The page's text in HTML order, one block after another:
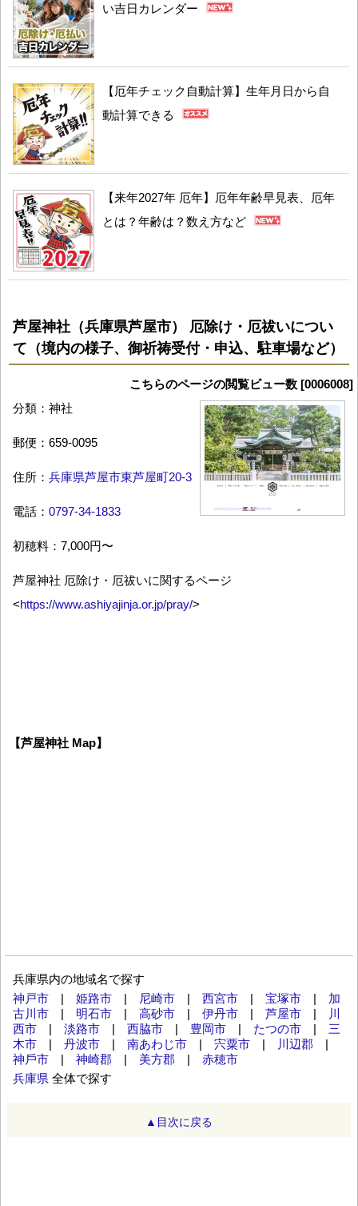
い吉日カレンダー
【厄年チェック自動計算】生年月日から自
動計算できる
【来年2027年 厄年】厄年年齢早見表、厄年
とは？年齢は？数え方など
芦屋神社（兵庫県芦屋市） 厄除け・厄祓いについ
て（境内の様子、御祈祷受付・申込、駐車場など）
こちらのページの閲覧ビュー数 [0006008]
分類：神社
郵便：659-0095
住所： 兵庫県芦屋市東芦屋町20-3
電話： 0797-34-1833
初穂料：7,000円〜
芦屋神社 厄除け・厄祓いに関するページ
<https://www.ashiyajinja.or.jp/pray/>
【芦屋神社 Map】
兵庫県内の地域名で探す
神戸市
姫路市 尼崎市 西宮市 宝塚市
加
古川市
明石市 高砂市 伊丹市 芦屋市
川
西市
淡路市 西脇市 豊岡市 たつの市
三
木市
丹波市 南あわじ市 宍粟市 川辺郡
神⼾市
神崎郡 美方郡
赤穂市
兵庫県 全体で探す
▲目次に戻る